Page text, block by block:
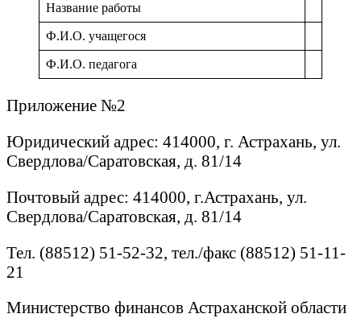
Название работы
Ф.И.О. учащегося
Ф.И.О. педагога
Приложение №2
Юридический адрес: 414000, г. Астрахань, ул.
Свердлова/Саратовская, д. 81/14
Почтовый адрес: 414000, г.Астрахань, ул.
Свердлова/Саратовская, д. 81/14
Тел. (88512) 51-52-32, тел./факс (88512) 51-11-
21
Министерство финансов Астраханской области